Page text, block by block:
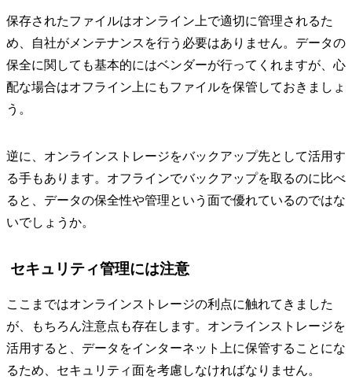
保存されたファイルはオンライン上で適切に管理されるた
め、自社がメンテナンスを行う必要はありません。データの
保全に関しても基本的にはベンダーが行ってくれますが、心
配な場合はオフライン上にもファイルを保管しておきましょ
う。
逆に、オンラインストレージをバックアップ先として活用す
る手もあります。オフラインでバックアップを取るのに比べ
ると、データの保全性や管理という面で優れているのではな
いでしょうか。
セキュリティ管理には注意
ここまではオンラインストレージの利点に触れてきました
が、もちろん注意点も存在します。オンラインストレージを
活用すると、データをインターネット上に保管することにな
るため、セキュリティ面を考慮しなければなりません。